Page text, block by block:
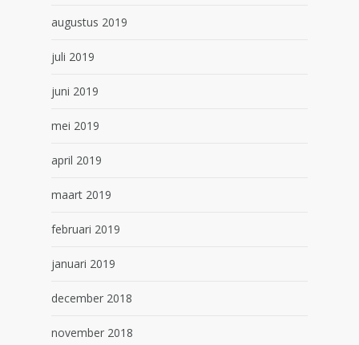
augustus 2019
juli 2019
juni 2019
mei 2019
april 2019
maart 2019
februari 2019
januari 2019
december 2018
november 2018